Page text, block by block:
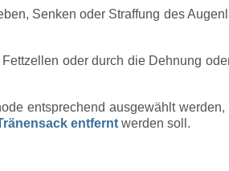
Senken oder Straffung des
oder durch die Dehnung
entsprechend ausgewählt
entfernt werden soll.